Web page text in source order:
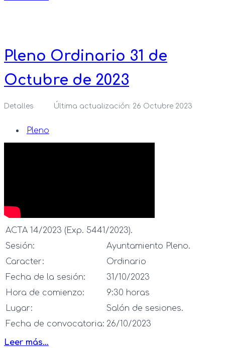
Pleno Ordinario 31 de
Octubre de 2023
Detalles Última actualización: 26 Octubre 2023
Pleno
ACTA 14/2023 (Exp. 5441/2023).
Sesión:
Ayuntamiento Pleno.
Caracter:
Ordinario
Fecha de la sesión:
31/10/2023
Hora de comienzo:
9:30 horas
Lugar:
Salón de sesiones.
Fecha de convocatoria: 26/10/2023
Leer más…